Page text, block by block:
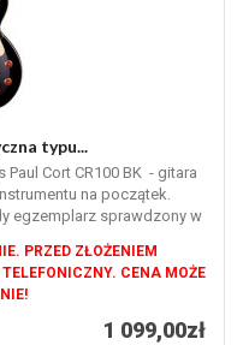
typu...
Cort CR100 BK - gitara
na początek.
egzemplarz sprawdzony w
PRZED ZŁOŻENIEM
CENA MOŻE
1 099,00zł